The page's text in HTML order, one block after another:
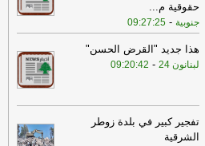
حقوقية م...
جنوبية -
09:27:25
هذا جديد "القرض الحسن"
لبنانون 24 -
09:20:42
تفجير كبير في بلدة زوطر
الشرقية